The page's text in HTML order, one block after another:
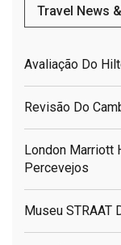
Travel News
Avaliação Do
Revisão Do
London Marriott
Percevejos
Museu STRAAT